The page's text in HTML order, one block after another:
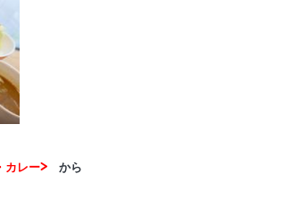
カレー> から